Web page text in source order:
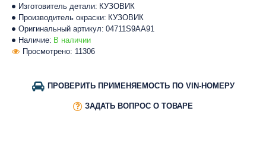
Наличие: В наличии
Изготовитель детали: КУЗОВИК
Производитель окраски: КУЗОВИК
Оригинальный артикул: 04711S9AA91
Просмотрено: 11306
ПРОВЕРИТЬ ПРИМЕНЯЕМОСТЬ ПО VIN-НОМЕРУ
ЗАДАТЬ ВОПРОС О ТОВАРЕ